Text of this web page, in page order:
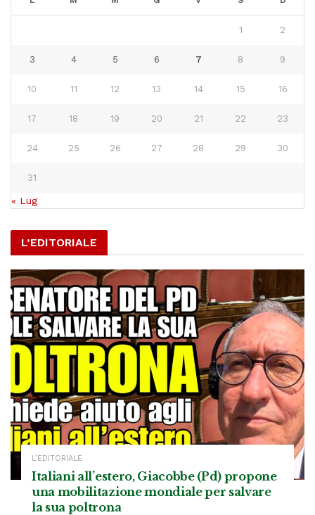
1 2
3 4 5 6 7 8 9
10 11 12 13 14 15 16
17 18 19 20 21 22 23
24 25 26 27 28 29 30
31
« Lug
L’EDITORIALE
L’EDITORIALE
Italiani all’estero, Giacobbe (Pd) propone
una mobilitazione mondiale per salvare
la sua poltrona